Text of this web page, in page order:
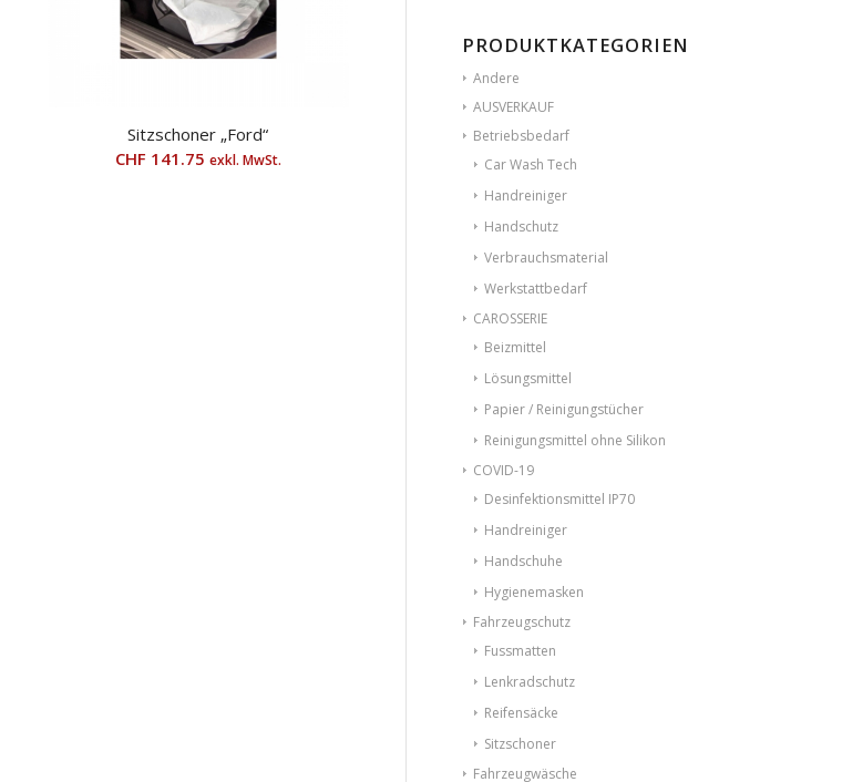
Sitzschoner „Ford“
CHF 141.75 exkl. MwSt.
PRODUKTKATEGORIEN
Andere
AUSVERKAUF
Betriebsbedarf
Car Wash Tech
Handreiniger
Handschutz
Verbrauchsmaterial
Werkstattbedarf
CAROSSERIE
Beizmittel
Lösungsmittel
Papier / Reinigungstücher
Reinigungsmittel ohne Silikon
COVID-19
Desinfektionsmittel IP70
Handreiniger
Handschuhe
Hygienemasken
Fahrzeugschutz
Fussmatten
Lenkradschutz
Reifensäcke
Sitzschoner
Fahrzeugwäsche